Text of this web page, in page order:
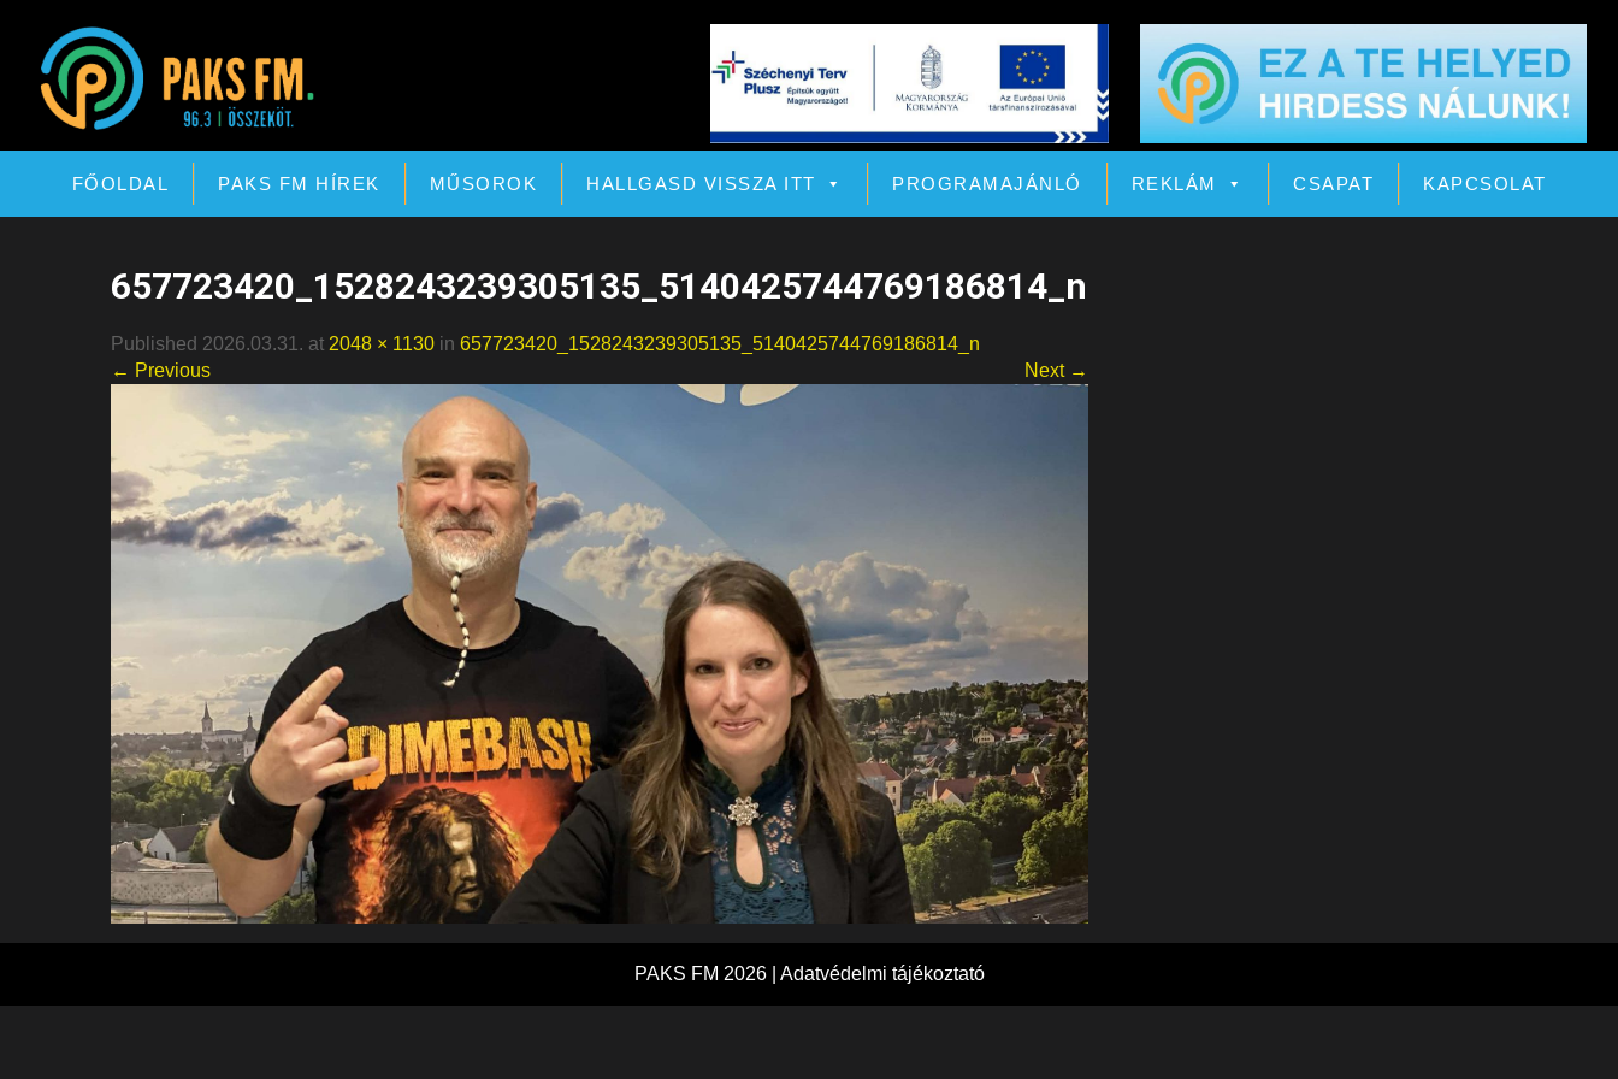
Paks FM
FŐOLDAL PAKS FM HÍREK MŰSOROK HALLGASD VISSZA ITT PROGRAMAJÁNLÓ REKLÁM CSAPAT KAPCSOLAT
657723420_1528243239305135_5140425744769186814_n
Published 2026.03.31. at 2048 × 1130 in 657723420_1528243239305135_5140425744769186814_n
← Previous
Next →
PAKS FM 2026 | Adatvédelmi tájékoztató